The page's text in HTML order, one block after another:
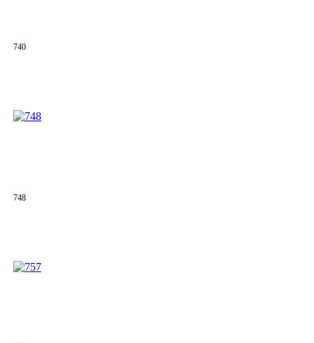
740
748